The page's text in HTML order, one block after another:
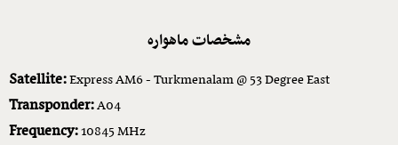
مشخصات ماهواره
Satellite:Express AM6 - Turkmenalam @ 53 Degree East
Transponder:A04
Frequency:10845 MHz